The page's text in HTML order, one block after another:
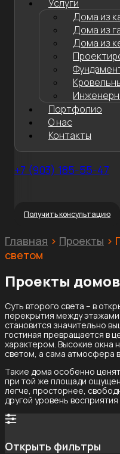
Услуги
Дома из
Дома из
Дома из
Портфолио
О нас
Контакты
+7 (903) 185-55-47
Получить консультацию
Главная > Проекты >
светом
Проекты
Суть второго света – в
перекрытия между
становится значительно
гостиная превращается в
характером. Высокие окна
светом, а сама атмосфера
Такие дома особенно
при той же площади
легче, просторнее,
другой уровень
Открыть фильтры